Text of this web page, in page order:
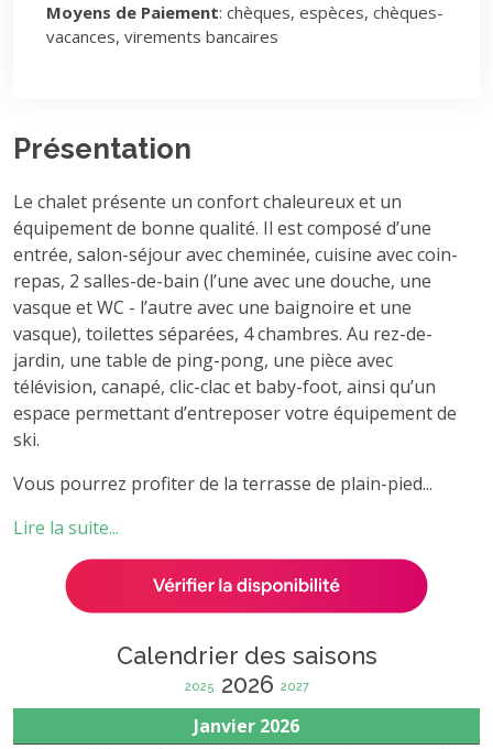
Moyens de Paiement: chèques, espèces, chèques-
vacances, virements bancaires
Présentation
Le chalet présente un confort chaleureux et un
équipement de bonne qualité. Il est composé d’une
entrée, salon-séjour avec cheminée, cuisine avec coin-
repas, 2 salles-de-bain (l’une avec une douche, une
vasque et WC - l’autre avec une baignoire et une
vasque), toilettes séparées, 4 chambres. Au rez-de-
jardin, une table de ping-pong, une pièce avec
télévision, canapé, clic-clac et baby-foot, ainsi qu’un
espace permettant d’entreposer votre équipement de
ski.
Vous pourrez profiter de la terrasse de plain-pied...
Lire la suite...
Calendrier des saisons
2025 2026 2027
Janvier 2026